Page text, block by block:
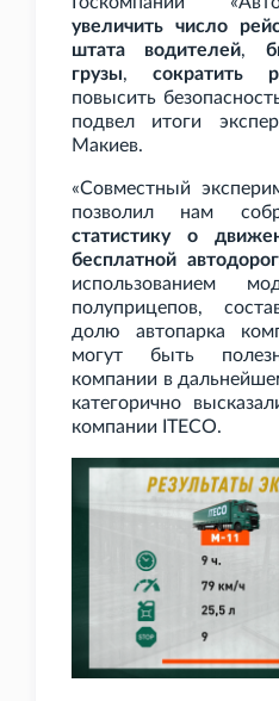
увеличить число
штата водителей,
грузы, сократить
повысить
подвел итоги
Макиев.
«Совместный
позволил нам
статистику о
бесплатной
использованием
полуприцепов,
долю автопарка
могут быть
компании в
категорично
компании ITECO.